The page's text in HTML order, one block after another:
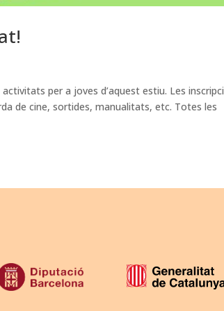
per a joves d’aquest estiu. Les
de cine, sortides, manualitats, etc. Totes les